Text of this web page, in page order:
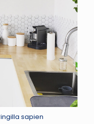
sapien